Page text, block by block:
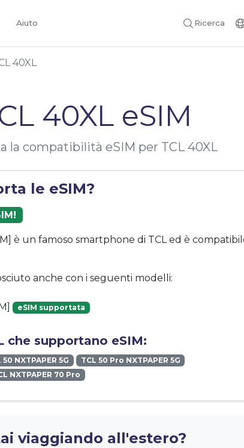
Aiuto Ricerca
40XL
40XL eSIM
la compatibilità eSIM per TCL 40XL
le eSIM?
è un famoso smartphone di TCL ed è
anche con i seguenti modelli:
eSIM supportata
che supportano eSIM:
50 NXTPAPER 5G
TCL 50 Pro NXTPAPER 5G
NXTPAPER 70 Pro
viaggiando all'estero?